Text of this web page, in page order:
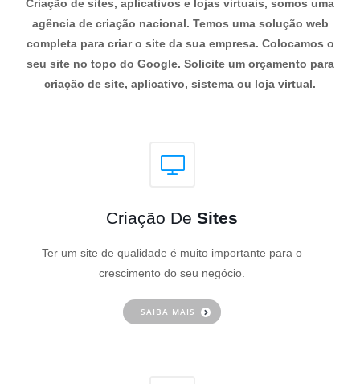
Criação de sites, aplicativos e lojas virtuais, somos uma
agência de criação nacional. Temos uma solução web
completa para criar o site da sua empresa. Colocamos o
seu site no topo do Google. Solicite um orçamento para
criação de site, aplicativo, sistema ou loja virtual.
Criação De Sites
Ter um site de qualidade é muito importante para o
crescimento do seu negócio.
SAIBA MAIS